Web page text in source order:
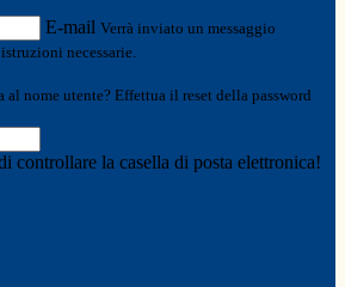
E-mail Verrà inviato un messaggio
necessarie.
al nome utente? Effettua il reset della password
controllare la casella di posta elettronica!